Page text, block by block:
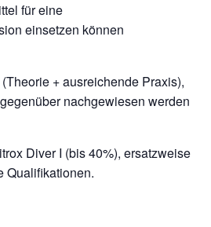
für eine
einsetzen können
+ ausreichende Praxis),
nachgewiesen werden
Diver I (bis 40%), ersatzweise
Qualifikationen.